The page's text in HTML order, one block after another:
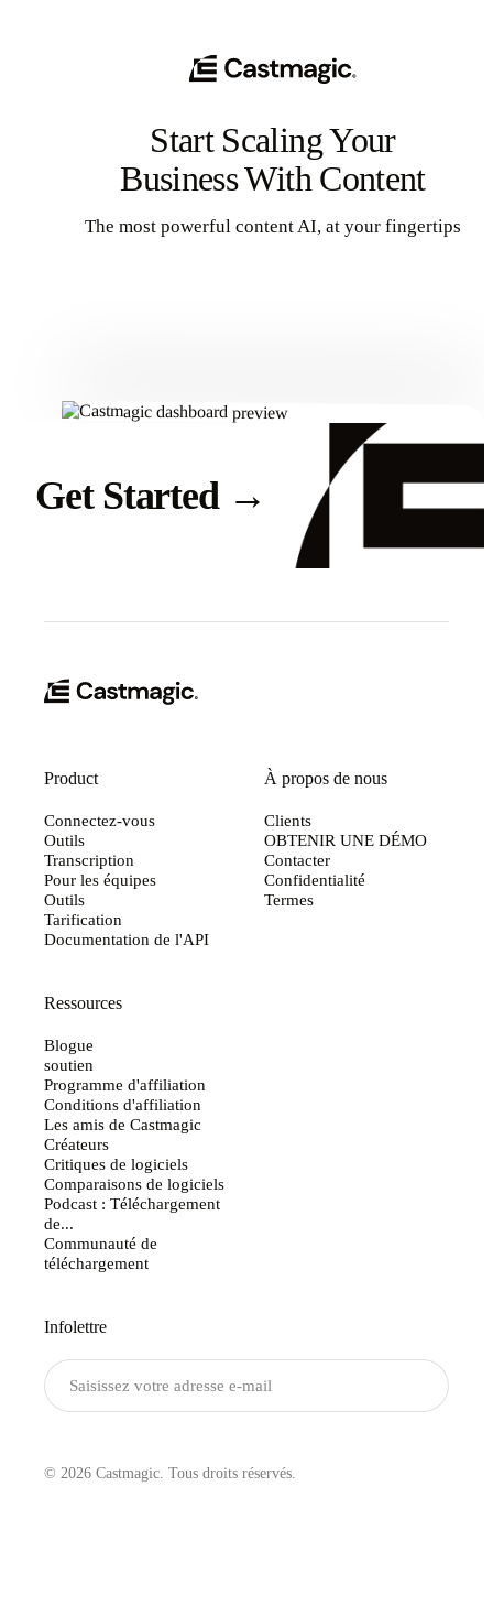
Start Scaling Your
Business With Content
The most powerful content AI, at your fingertips
Get Started →
Product
Connectez-vous
Outils
Transcription
Pour les équipes
Outils
Tarification
Documentation de l'API
À propos de nous
Clients
OBTENIR UNE DÉMO
Contacter
Confidentialité
Termes
Ressources
Blogue
soutien
Programme d'affiliation
Conditions d'affiliation
Les amis de Castmagic
Créateurs
Critiques de logiciels
Comparaisons de logiciels
Podcast : Téléchargement
de...
Communauté de
téléchargement
Infolettre
© 2026 Castmagic. Tous droits réservés.